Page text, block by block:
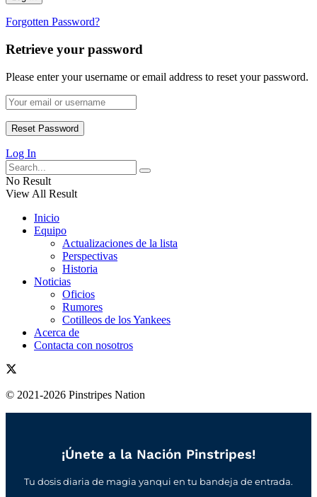
Forgotten Password?
Retrieve your password
Please enter your username or email address to reset your password.
Log In
No Result
View All Result
Inicio
Equipo
Actualizaciones de la lista
Perspectivas
Historia
Noticias
Oficios
Rumores
Cotilleos de los Yankees
Acerca de
Contacta con nosotros
© 2021-2026 Pinstripes Nation
¡Únete a la Nación Pinstripes!
Tu dosis diaria de magia yanqui en tu bandeja de entrada.